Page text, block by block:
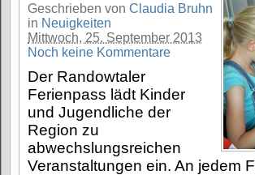
Geschrieben von Claudia Bruhn
in Neuigkeiten
Mittwoch, 25. September 2013
Noch keine Kommentare
Der Randowtaler
Ferienpass lädt Kinder
und Jugendliche der
Region zu
abwechslungsreichen
Veranstaltungen ein. An jedem